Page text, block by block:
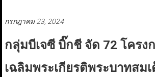
กรกฎาคม 23, 2024
กลุ่มบีเจซี บิ๊กชี จัด 72 โครง
เฉลิมพระเกียรติพระบาทสมเ